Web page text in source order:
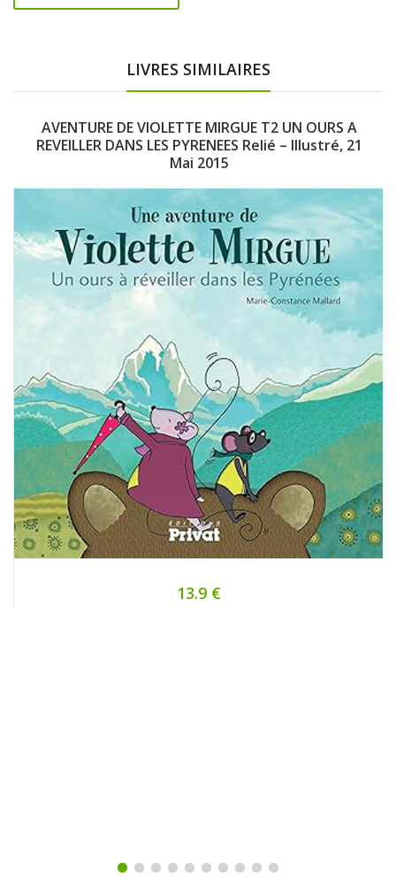
LIVRES SIMILAIRES
AVENTURE DE VIOLETTE MIRGUE T2 UN OURS A
REVEILLER DANS LES PYRENEES Relié – Illustré, 21
Mai 2015
13.9 €